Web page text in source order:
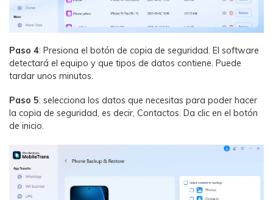
Paso 4: Presiona el botón de copia de seguridad. El software
detectará el equipo y que tipos de datos contiene. Puede
tardar unos minutos.
Paso 5: selecciona los datos que necesitas para poder hacer
la copia de seguridad, es decir, Contactos. Da clic en el botón
de inicio.